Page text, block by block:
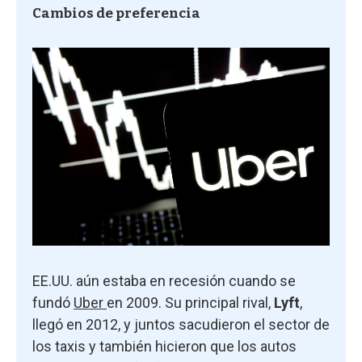
Cambios de preferencia
EE.UU. aún estaba en recesión cuando se
fundó Uber en 2009. Su principal rival, Lyft,
llegó en 2012, y juntos sacudieron el sector de
los taxis y también hicieron que los autos